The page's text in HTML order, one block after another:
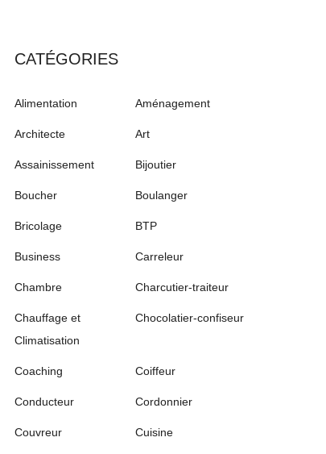
CATÉGORIES
Alimentation Aménagement
Architecte Art
Assainissement Bijoutier
Boucher Boulanger
Bricolage BTP
Business Carreleur
Chambre Charcutier-traiteur
Chauffage et
Climatisation
Chocolatier-confiseur
Coaching Coiffeur
Conducteur Cordonnier
Couvreur Cuisine